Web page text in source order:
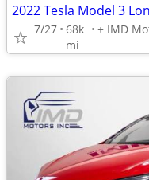
7/27 68k
mi